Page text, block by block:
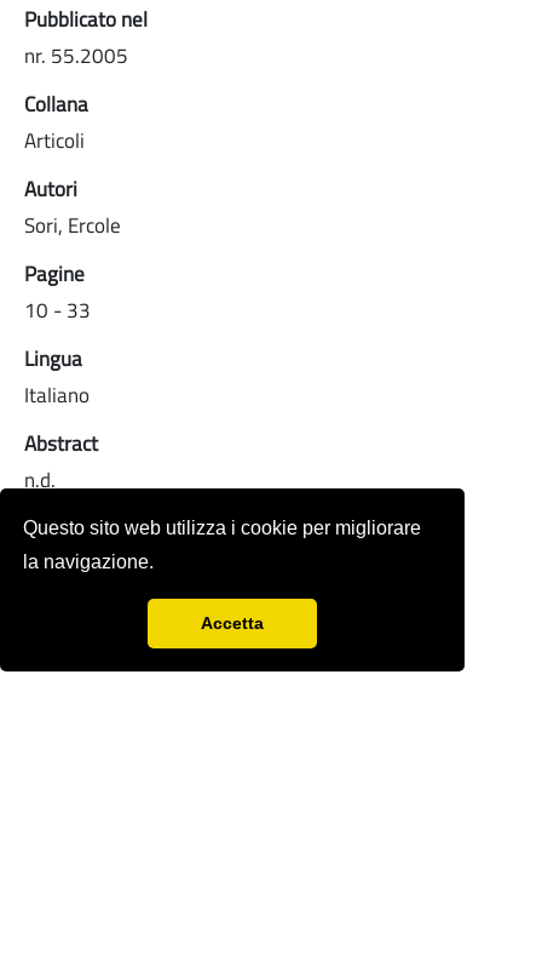
Questo sito web utilizza i cookie per migliorare
la navigazione.
Accetta
Pubblicato nel
nr. 55.2005
Collana
Articoli
Autori
Sori, Ercole
Pagine
10 - 33
Lingua
Italiano
Abstract
n.d.
Full-text